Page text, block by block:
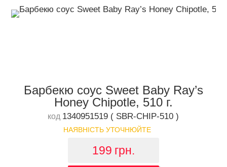
Барбекю соус Sweet Baby Ray’s
Honey Chipotle, 510 г.
код 1340951519 ( SBR-CHIP-510 )
НАЯВНІСТЬ УТОЧНЮЙТЕ
199 грн.